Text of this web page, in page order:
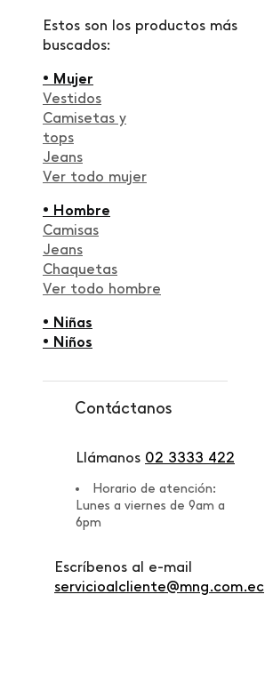
Estos son los productos más
buscados:
• Mujer
Vestidos
Camisetas y
tops
Jeans
Ver todo mujer
• Hombre
Camisas
Jeans
Chaquetas
Ver todo hombre
• Niñas
• Niños
Contáctanos
Llámanos 02 3333 422
Horario de atención:
Lunes a viernes de 9am a
6pm
Escríbenos al e-mail
servicioalcliente@mng.com.ec